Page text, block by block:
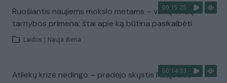
00:15:25
Ruošiantis naujiems mokslo metams – vaikų teisių
tarnybos primena: štai apie ką būtina pasikalbėti
Laidos Nauja diena
00:14:33
Atliekų krizė nedingo – pradėjo skųstis Naujosios